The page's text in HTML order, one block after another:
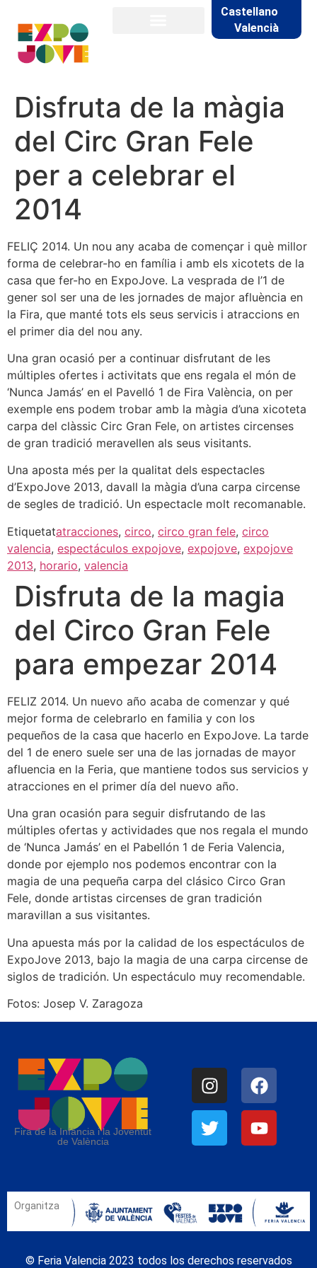
Castellano
Valencià
Disfruta de la màgia
del Circ Gran Fele
per a celebrar el
2014
FELIÇ 2014. Un nou any acaba de començar i què millor
forma de celebrar-ho en família i amb els xicotets de la
casa que fer-ho en ExpoJove. La vesprada de l’1 de
gener sol ser una de les jornades de major afluència en
la Fira, que manté tots els seus servicis i atraccions en
el primer dia del nou any.
Una gran ocasió per a continuar disfrutant de les
múltiples ofertes i activitats que ens regala el món de
‘Nunca Jamás’ en el Pavelló 1 de Fira València, on per
exemple ens podem trobar amb la màgia d’una xicoteta
carpa del clàssic Circ Gran Fele, on artistes circenses
de gran tradició meravellen als seus visitants.
Una aposta més per la qualitat dels espectacles
d’ExpoJove 2013, davall la màgia d’una carpa circense
de segles de tradició. Un espectacle molt recomanable.
Etiquetatatracciones, circo, circo gran fele, circo
valencia, espectáculos expojove, expojove, expojove
2013, horario, valencia
Disfruta de la magia
del Circo Gran Fele
para empezar 2014
FELIZ 2014. Un nuevo año acaba de comenzar y qué
mejor forma de celebrarlo en familia y con los
pequeños de la casa que hacerlo en ExpoJove. La tarde
del 1 de enero suele ser una de las jornadas de mayor
afluencia en la Feria, que mantiene todos sus servicios y
atracciones en el primer día del nuevo año.
Una gran ocasión para seguir disfrutando de las
múltiples ofertas y actividades que nos regala el mundo
de ‘Nunca Jamás’ en el Pabellón 1 de Feria Valencia,
donde por ejemplo nos podemos encontrar con la
magia de una pequeña carpa del clásico Circo Gran
Fele, donde artistas circenses de gran tradición
maravillan a sus visitantes.
Una apuesta más por la calidad de los espectáculos de
ExpoJove 2013, bajo la magia de una carpa circense de
siglos de tradición. Un espectáculo muy recomendable.
Fotos: Josep V. Zaragoza
Fira de la Infància i la Joventut
de València
Organitza
© Feria Valencia 2023 todos los derechos reservados